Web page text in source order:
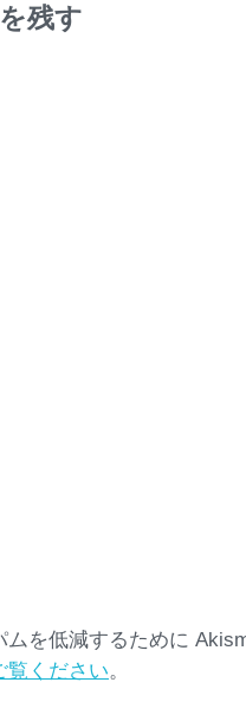
残す
を低減するために
覧ください。